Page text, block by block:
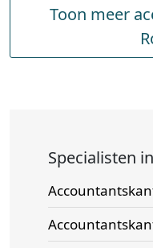
Toon meer
Specialisten